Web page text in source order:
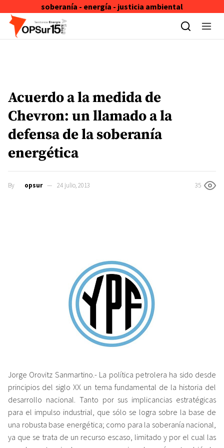
soberanía - energía - justicia ambiental
Skip to content
Acuerdo a la medida de
Chevron: un llamado a la
defensa de la soberanía
energética
By opsur 24 julio, 2013 35
Jorge Orovitz Sanmartino.- La política petrolera ha sido desde
principios del siglo XX un tema fundamental de la historia del
desarrollo nacional. Tanto por sus implicancias estratégicas
para el impulso industrial, que sólo se logra sobre la base de
una robusta base energética; como para la soberanía nacional,
ya que se trata de un recurso escaso, limitado y por el cual las